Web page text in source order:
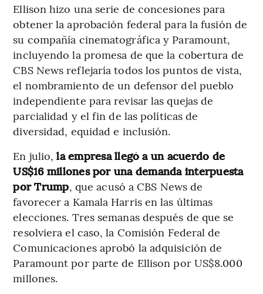
Ellison hizo una serie de concesiones para
obtener la aprobación federal para la fusión de
su compañía cinematográfica y Paramount,
incluyendo la promesa de que la cobertura de
CBS News reflejaría todos los puntos de vista,
el nombramiento de un defensor del pueblo
independiente para revisar las quejas de
parcialidad y el fin de las políticas de
diversidad, equidad e inclusión.
En julio,la empresa llegó a un acuerdo de
US$16 millones por una demanda interpuesta
por Trump, que acusó a CBS News de
favorecer a Kamala Harris en las últimas
elecciones. Tres semanas después de que se
resolviera el caso, la Comisión Federal de
Comunicaciones aprobó la adquisición de
Paramount por parte de Ellison por US$8.000
millones.